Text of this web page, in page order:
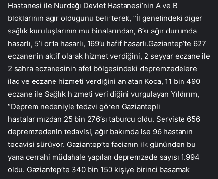
Hastanesi ile Nurdağı Devlet Hastanesi’nin A ve B
bloklarının ağır olduğunu belirterek, “İl genelindeki diğer
sağlık kuruluşlarının mu binalarından, 6’sı ağır durumda.
hasarlı, 5’i orta hasarlı, 169’u hafif hasarlı.Gaziantep’te 627
eczanenin aktif olarak hizmet verdiğini, 2 seyyar eczane ile
2 sahra eczanesinin afet bölgesindeki depremzedelere
ilaç ve eczane hizmeti verdiğini anlatan Koca, 11 bin 490
eczane ile Sağlık hizmeti verildiğini vurgulayan Yıldırım,
“Deprem nedeniyle tedavi gören Gaziantepli
hastalarımızdan 25 bin 276’sı taburcu oldu. Serviste 656
depremzedenin tedavisi, ağır bakımda ise 96 hastanın
tedavisi sürüyor. Gaziantep’te facianın ilk gününden bu
yana cerrahi müdahale yapılan depremzede sayısı 1.994
oldu. Gaziantep’te 340 bin 150 kişiye birinci basamak